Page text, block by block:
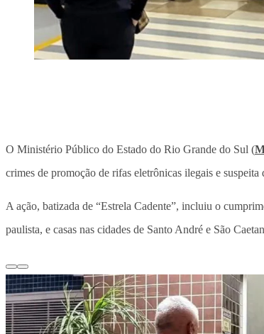
O Ministério Público do Estado do Rio Grande do Sul (
crimes de promoção de rifas eletrônicas ilegais e
A ação, batizada de “Estrela Cadente”, incluiu o
paulista, e casas nas cidades de Santo André e São